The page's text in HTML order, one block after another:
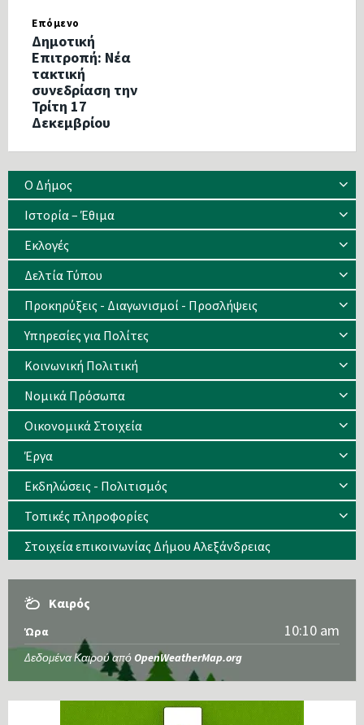
Επόμενο
Δημοτική
Επιτροπή: Νέα
τακτική
συνεδρίαση την
Τρίτη 17
Δεκεμβρίου
Ο Δήμος
Ιστορία – Έθιμα
Eκλογές
Δελτία Τύπου
Προκηρύξεις - Διαγωνισμοί - Προσλήψεις
Υπηρεσίες για Πολίτες
Κοινωνική Πολιτική
Νομικά Πρόσωπα
Οικονομικά Στοιχεία
Έργα
Εκδηλώσεις - Πολιτισμός
Τοπικές πληροφορίες
Στοιχεία επικοινωνίας Δήμου Αλεξάνδρειας
Καιρός
Ώρα 10:10 am
Δεδομένα Καιρού από OpenWeatherMap.org